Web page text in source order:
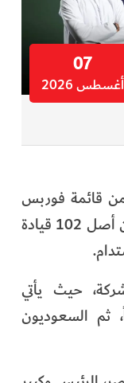
07
أغسطس 2026
من قائمة فوربس
الشرق الأوسط بـ31 رئيساً تنفيذياً من أصل 102 قيادة
القائمة 21 جنسية و100 شركة، حيث يأتي
تنفيذياً، ثم السعوديون